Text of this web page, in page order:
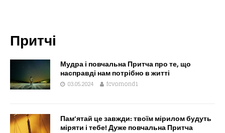
Притчі
Мудра і повчальна Притча про те, що
насправді нам потрібно в житті
03.05.2024 fcvomond1
Пам’ятай це завжди: твоїм мірилом будуть
міряти і тебе! Дуже повчальна Притча